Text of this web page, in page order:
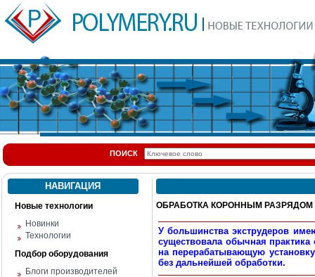
ПОИСК
НАВИГАЦИЯ
Новые технологии
Новинки
Технологии
Подбор оборудования
Блоги производителей
ОБРАБОТКА КОРОННЫМ РАЗРЯДОМ
У большинства экструдеров
существовала обычная
на перерабатывающую
без дальнейшей обработки.